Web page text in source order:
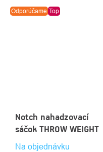
Odporúčame Top
Notch nahadzovací
sáčok THROW WEIGHT
Na objednávku